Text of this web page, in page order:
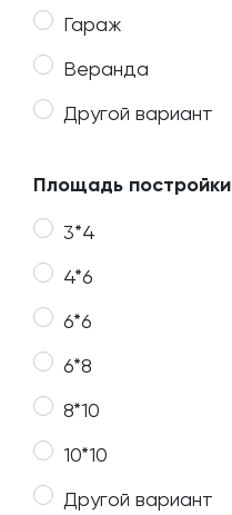
Гараж
Веранда
Другой вариант
Площадь постройки
3*4
4*6
6*6
6*8
8*10
10*10
Другой вариант